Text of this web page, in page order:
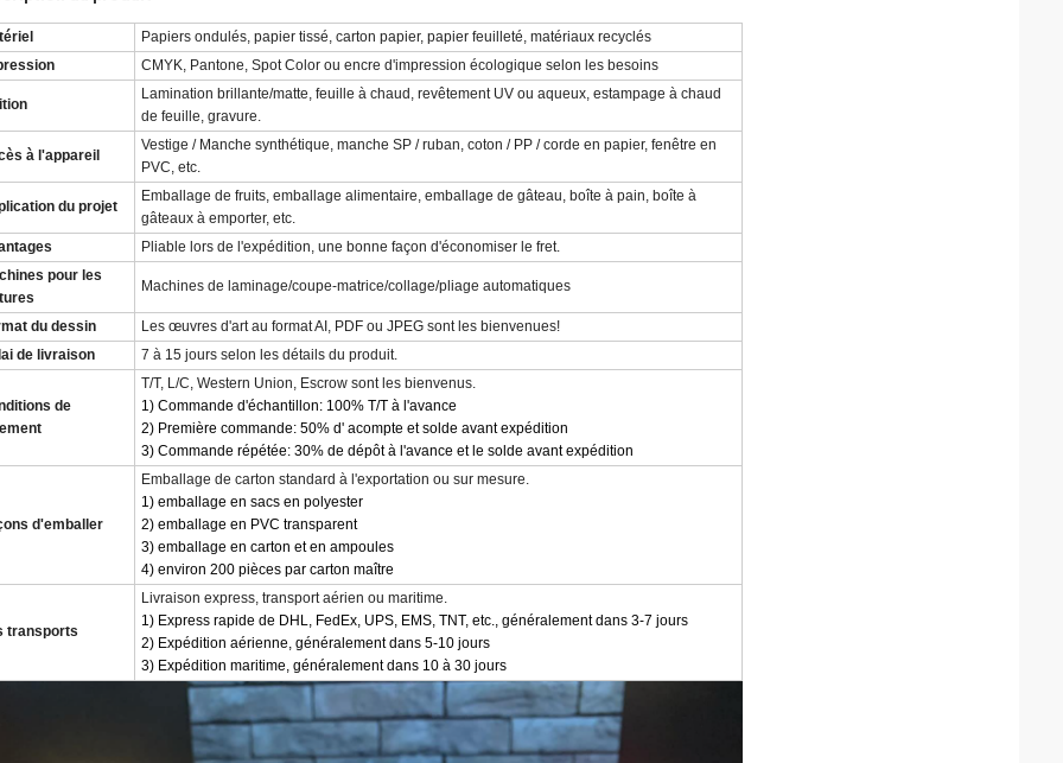
Papiers ondulés, papier tissé, carton papier, papier feuilleté, matériaux recyclés
CMYK, Pantone, Spot Color ou encre d'impression écologique selon les besoins
Lamination brillante/matte, feuille à chaud, revêtement UV ou aqueux, estampage à chaud
de feuille, gravure.
à l'appareil
Vestige / Manche synthétique, manche SP / ruban, coton / PP / corde en papier, fenêtre en
PVC, etc.
du projet
Emballage de fruits, emballage alimentaire, emballage de gâteau, boîte à pain, boîte à
gâteaux à emporter, etc.
Pliable lors de l'expédition, une bonne façon d'économiser le fret.
pour les
Machines de laminage/coupe-matrice/collage/pliage automatiques
du dessin
Les œuvres d'art au format AI, PDF ou JPEG sont les bienvenues!
de livraison
7 à 15 jours selon les détails du produit.
de
T/T, L/C, Western Union, Escrow sont les bienvenus.
1) Commande d'échantillon: 100% T/T à l'avance
2) Première commande: 50% d' acompte et solde avant expédition
3) Commande répétée: 30% de dépôt à l'avance et le solde avant expédition
d'emballer
Emballage de carton standard à l'exportation ou sur mesure.
1) emballage en sacs en polyester
2) emballage en PVC transparent
3) emballage en carton et en ampoules
4) environ 200 pièces par carton maître
transports
Livraison express, transport aérien ou maritime.
1) Express rapide de DHL, FedEx, UPS, EMS, TNT, etc., généralement dans 3-7 jours
2) Expédition aérienne, généralement dans 5-10 jours
3) Expédition maritime, généralement dans 10 à 30 jours